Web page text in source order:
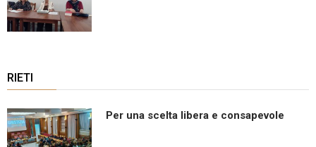
RIETI
Per una scelta libera e consapevole